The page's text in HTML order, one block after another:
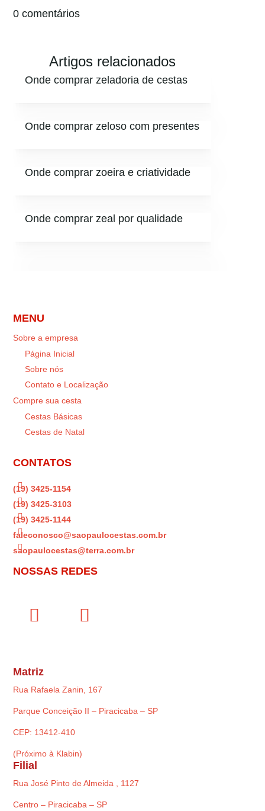
0 comentários
Artigos relacionados
Onde comprar zeladoria de cestas
Onde comprar zeloso com presentes
Onde comprar zoeira e criatividade
Onde comprar zeal por qualidade
MENU
Sobre a empresa
Página Inicial
Sobre nós
Contato e Localização
Compre sua cesta
Cestas Básicas
Cestas de Natal
CONTATOS

(19) 3425-1154

(19) 3425-3103

(19) 3425-1144

faleconosco@saopaulocestas.com.br

saopaulocestas@terra.com.br
NOSSAS REDES
Matriz
Rua Rafaela Zanin, 167
Parque Conceição II – Piracicaba – SP
CEP: 13412-410
(Próximo à Klabin)
Filial
Rua José Pinto de Almeida , 1127
Centro – Piracicaba – SP